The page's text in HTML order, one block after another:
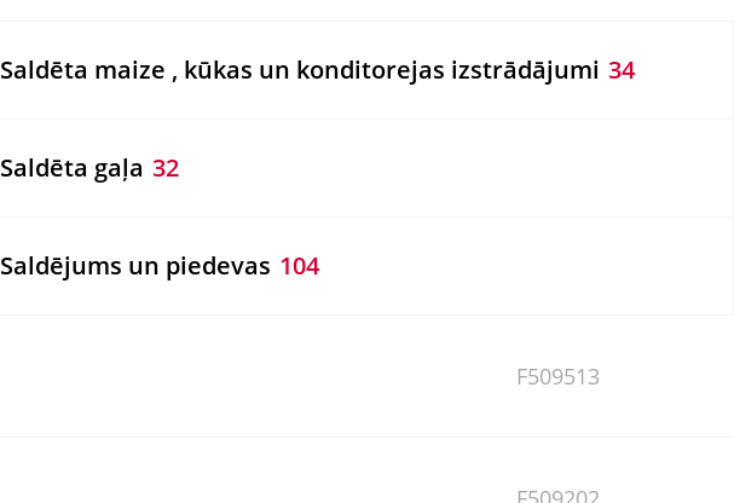
Saldēta maize , kūkas un konditorejas izstrādājumi 34
Saldēta gaļa 32
Saldējums un piedevas 104
F509513